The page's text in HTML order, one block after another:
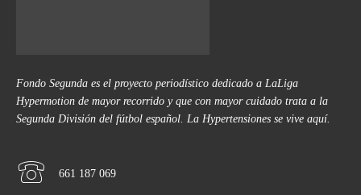
Fondo Segunda es el proyecto periodístico dedicado a LaLiga
Hypermotion de mayor recorrido y que con mayor cuidado trata a la
Segunda División del fútbol español. La Hypertensiones se vive aquí.
661 187 069